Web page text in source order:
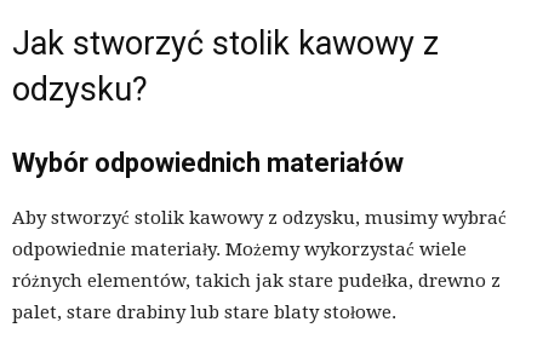
Jak stworzyć stolik kawowy z
odzysku?
Wybór odpowiednich materiałów
Aby stworzyć stolik kawowy z odzysku, musimy wybrać
odpowiednie materiały. Możemy wykorzystać wiele
różnych elementów, takich jak stare pudełka, drewno z
palet, stare drabiny lub stare blaty stołowe.